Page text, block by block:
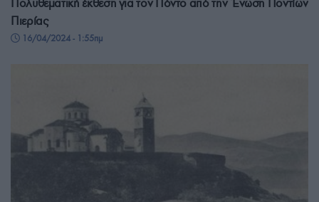
Πολυθεματική έκθεση για τον Πόντο από την Ένωση Ποντίων
Πιερίας
16/04/2024 - 1:55πμ